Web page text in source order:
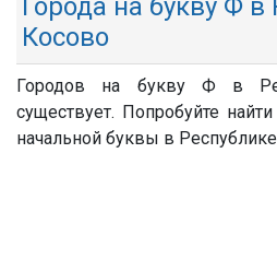
Города на букву Ф в
Косово
Городов на букву Ф в
существует. Попробуйте
начальной буквы в